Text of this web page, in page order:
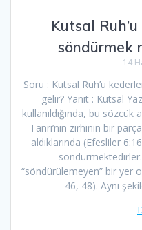
Kutsal
söndürmek
14
Soru : Kutsal Ruh’u
gelir? Yanıt : Kutsal
kullanıldığında, bu
Tanrı’nın zırhının bir
aldıklarında (Efesliler
“söndürülemeyen” bir yer
46, 48). Aynı